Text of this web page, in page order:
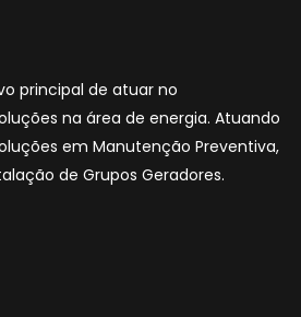
principal de atuar no
na área de energia. Atuando
em Manutenção Preventiva,
de Grupos Geradores.